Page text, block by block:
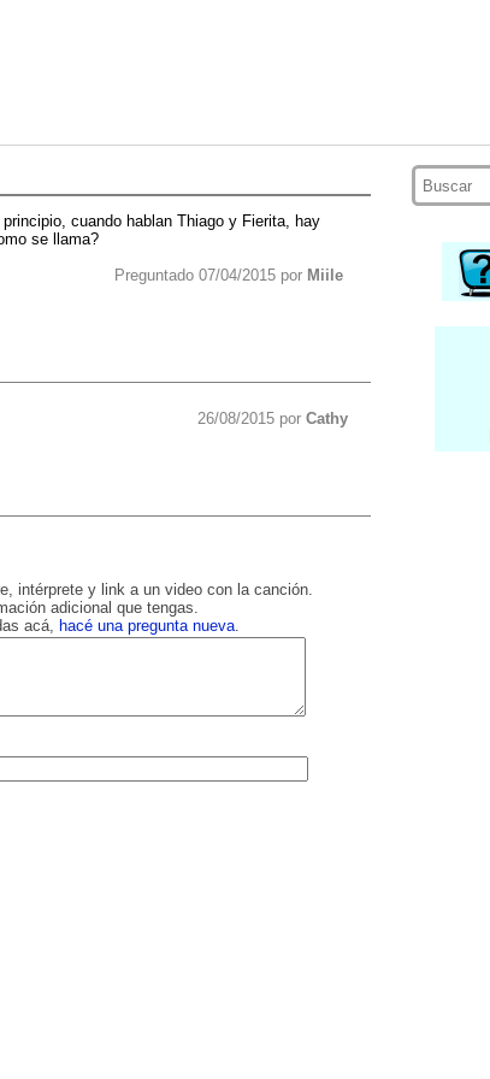
cuando hablan Thiago y Fierita, hay
se llama?
Preguntado 07/04/2015 por Miile
26/08/2015 por Cathy
intérprete y link a un video con la canción.
adicional que tengas.
acá,
hacé una pregunta nueva.